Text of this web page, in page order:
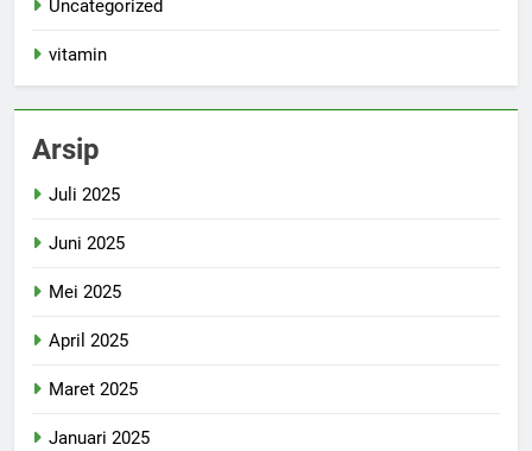
Uncategorized
vitamin
Arsip
Juli 2025
Juni 2025
Mei 2025
April 2025
Maret 2025
Januari 2025